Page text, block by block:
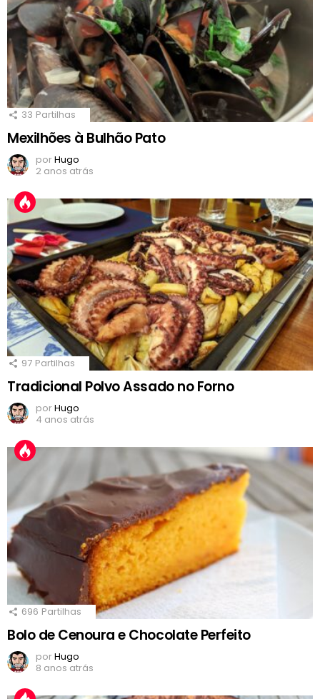
33 Partilhas
Mexilhões à Bulhão Pato
porHugo
2 anos atrás
97 Partilhas
Tradicional Polvo Assado no Forno
porHugo
4 anos atrás
696 Partilhas
Bolo de Cenoura e Chocolate Perfeito
porHugo
8 anos atrás